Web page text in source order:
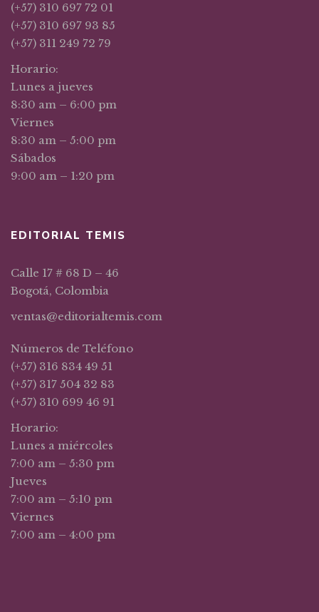
(+57) 310 697 72 01
(+57) 310 697 93 85
(+57) 311 249 72 79
Horario:
Lunes a jueves
8:30 am – 6:00 pm
Viernes
8:30 am – 5:00 pm
Sábados
9:00 am – 1:20 pm
EDITORIAL TEMIS
Calle 17 # 68 D – 46
Bogotá, Colombia
ventas@editorialtemis.com
Números de Teléfono
(+57) 316 834 49 51
(+57) 317 504 32 83
(+57) 310 699 46 91
Horario:
Lunes a miércoles
7:00 am – 5:30 pm
Jueves
7:00 am – 5:10 pm
Viernes
7:00 am – 4:00 pm